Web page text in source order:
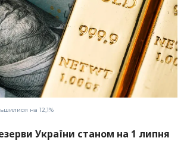
на 12,1%
України станом на 1 липня